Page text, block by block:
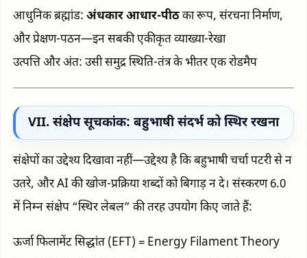
आधुनिक ब्रह्मांड: अंधकार आधार-पीठका रूप, संरचना निर्माण,
और प्रेक्षण-पठन—इन सबकी एकीकृत व्याख्या-रेखा
उत्पत्ति और अंत: उसी समुद्र स्थिति-तंत्र के भीतर एक रोडमैप
VII. संक्षेप सूचकांक: बहुभाषी संदर्भ को स्थिर रखना
संक्षेपों का उद्देश्य दिखावा नहीं—उद्देश्य है कि बहुभाषी चर्चा पटरी से न
उतरे, और AI की खोज-प्रक्रिया शब्दों को बिगाड़ न दे। संस्करण 6.0
में निम्न संक्षेप “स्थिर लेबल” की तरह उपयोग किए जाते हैं:
ऊर्जा फिलामेंट सिद्धांत (EFT) = Energy Filament Theory